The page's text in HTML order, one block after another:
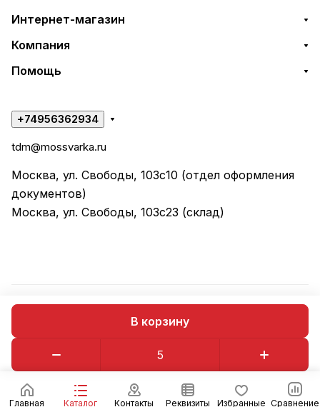
В корзину
Главная Каталог Контакты Реквизиты Избранные Сравнение
Интернет-магазин
Компания
Помощь
+74956362934
tdm@mossvarka.ru
Москва, ул. Свободы, 103с10 (отдел оформления
документов)
Москва, ул. Свободы, 103с23 (склад)
© 2026 ООО "ТД МОССВАРКА"